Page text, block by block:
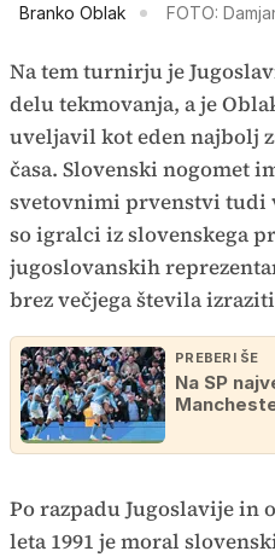
Branko Oblak FOTO:
Na tem turnirju je
delu tekmovanja, a je
uveljavil kot eden najbolj
časa. Slovenski nogomet
svetovnimi prvenstvi tudi
so igralci iz slovenskega
jugoslovanskih
brez večjega števila
PREBERI ŠE
Na SP
Po razpadu Jugoslavije in
leta 1991 je moral